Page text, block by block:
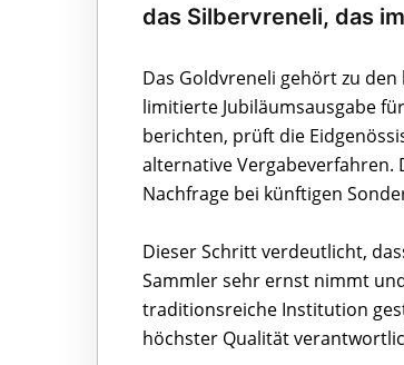
das Silbervreneli, das
Das Goldvreneli gehört zu
limitierte Jubiläumsausgabe
berichten, prüft die
alternative Vergabeverfahren.
Nachfrage bei künftigen
Dieser Schritt verdeutlicht,
Sammler sehr ernst nimmt
traditionsreiche Institution
höchster Qualität